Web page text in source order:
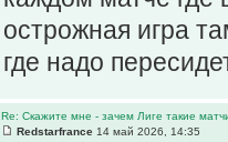
острожная игра
где надо
Re: Скажите мне - зачем Лиге такие
Redstarfrance 14 май 2026, 14:35